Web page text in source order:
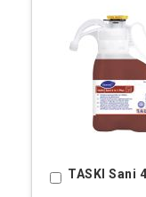
TASKI Sani
Ostoskoriin